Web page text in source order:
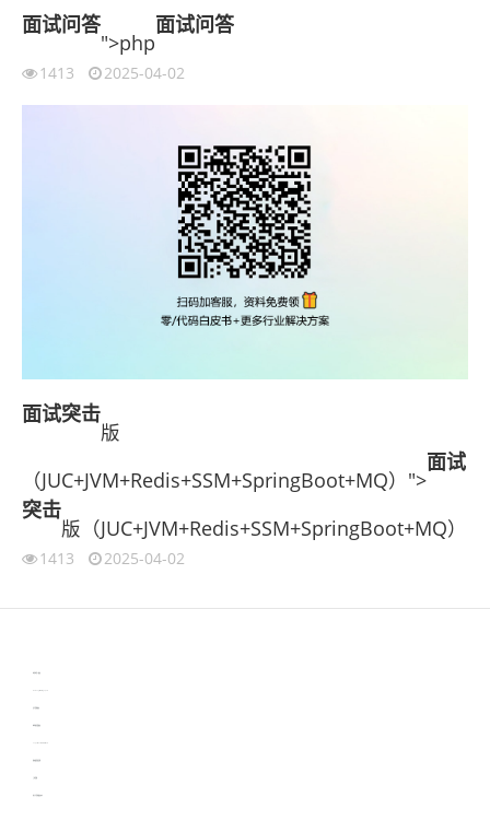
面试问答
">php
面试问答
1413 2025-04-02
面试突击
版
（JUC+JVM+Redis+SSM+SpringBoot+MQ）">
面试
突击
版（JUC+JVM+Redis+SSM+SpringBoot+MQ）
1413 2025-04-02